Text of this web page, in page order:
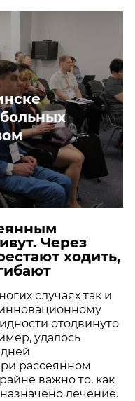
Через
ходить,
случаях так и
отодвинуто
удалось
рассеянном
важно то, как
лечение.